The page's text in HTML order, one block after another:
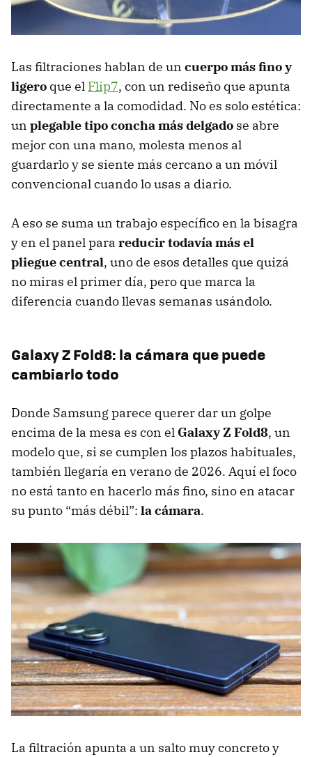
Las filtraciones hablan de un cuerpo más fino y
ligero que el Flip7, con un rediseño que apunta
directamente a la comodidad. No es solo estética:
un plegable tipo concha más delgado se abre
mejor con una mano, molesta menos al
guardarlo y se siente más cercano a un móvil
convencional cuando lo usas a diario.
A eso se suma un trabajo específico en la bisagra
y en el panel para reducir todavía más el
pliegue central, uno de esos detalles que quizá
no miras el primer día, pero que marca la
diferencia cuando llevas semanas usándolo.
Galaxy Z Fold8: la cámara que puede
cambiarlo todo
Donde Samsung parece querer dar un golpe
encima de la mesa es con el Galaxy Z Fold8, un
modelo que, si se cumplen los plazos habituales,
también llegaría en verano de 2026. Aquí el foco
no está tanto en hacerlo más fino, sino en atacar
su punto “más débil”: la cámara.
La filtración apunta a un salto muy concreto y